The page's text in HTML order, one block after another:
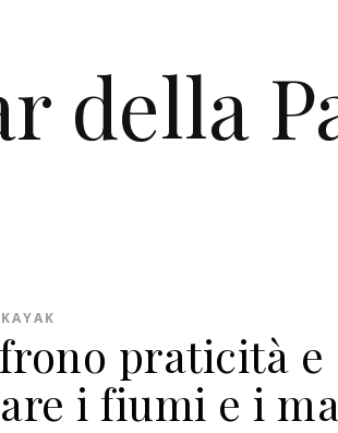
della
praticità e
i fiumi e i